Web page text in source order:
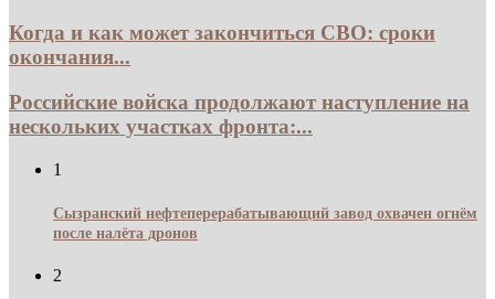
Когда и как может закончиться СВО: сроки
окончания...
Российские войска продолжают наступление на
нескольких участках фронта:...
1
Сызранский нефтеперерабатывающий завод охвачен огнём
после налёта дронов
2